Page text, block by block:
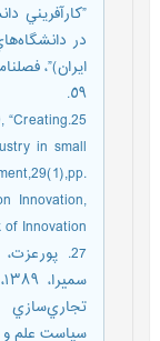
”ﻛﺎرآﻓﺮﻳﻨﻲ
٥٩.
“Creating
in small
Innovation,
Innovation.
27.
ﺗﺠﺎريﺳﺎزي
ﺳﻴﺎﺳﺖ ﻋﻠﻢ و ﻓﻨﺎوري،